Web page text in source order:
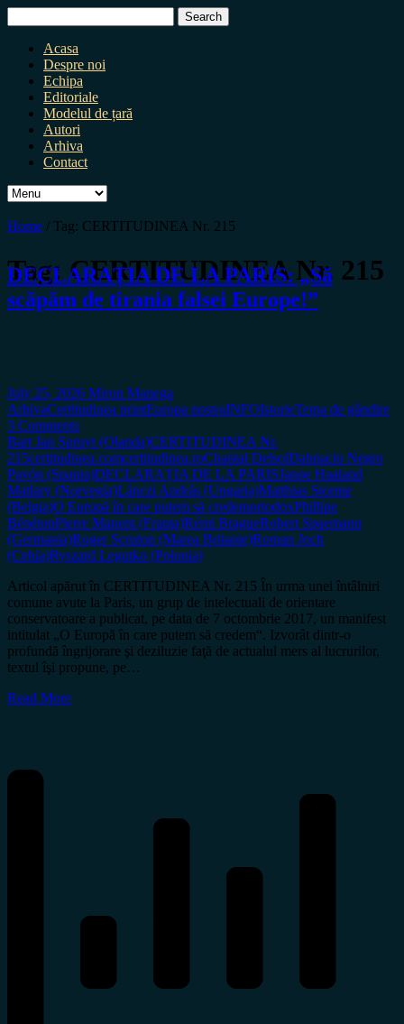
for:
Acasa
Despre noi
Echipa
Editoriale
Modelul de țară
Autori
Arhiva
Contact
Home / Tag: CERTITUDINEA Nr. 215
Tag:CERTITUDINEA Nr. 215
DECLARAȚIA DE LA PARIS: „Să
scăpăm de tirania falsei Europe!”
July 25, 2026 Miron Manega
ArhivaCertitudinea printEuropa nostraINFOIstorieTema de gândire
3 Comments
Bart Jan Spruyt (Olanda)CERTITUDINEA Nr.
215certitudinea.comcertitudinea.roChantal DelsolDalmacio Negro
Pavón (Spania)DECLARAȚIA DE LA PARISJanne Haaland
Matlary (Norvegia)Lánczi András (Ungaria)Matthias Storme
(Belgia)O Europă în care putem să credemortodoxPhillipe
BénétonPierre Manent (Franţa)Rémi BragueRobert Spaemann
(Germania)Roger Scruton (Marea Britanie)Roman Joch
(Cehia)Ryszard Legutko (Polonia)
Articol apărut în CERTITUDINEA Nr. 215 În urma unei întâlniri
comune avute la Paris, un grup de intelectuali de orientare
conservatoare a publicat, pe data de 7 octombrie 2017, un manifest
intitulat „O Europă în care putem să credem“. Izvorât dintr-o
profundă îngrijorare şi deziluzie faţă de actualul mers al lucrurilor,
textul îşi propune, pe…
Read More